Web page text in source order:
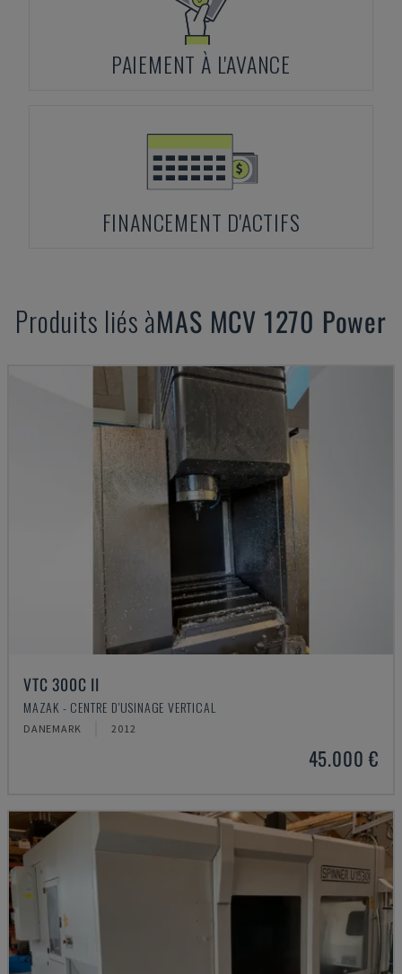
PAIEMENT À L'AVANCE
FINANCEMENT D'ACTIFS
Produits liés àMAS MCV 1270 Power
VTC 300C II
MAZAK - CENTRE D'USINAGE VERTICAL
DANEMARK 2012
45.000 €